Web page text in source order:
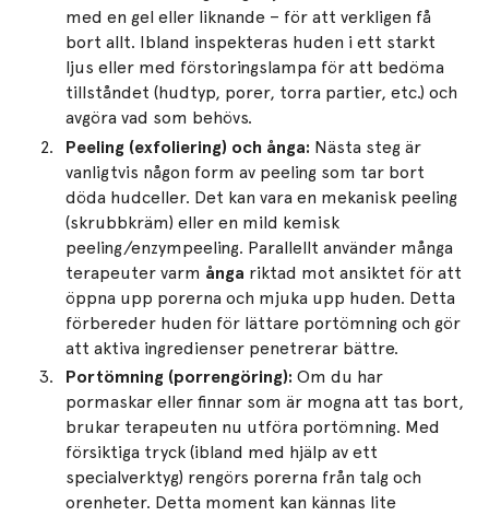
med en gel eller liknande – för att verkligen få
bort allt. Ibland inspekteras huden i ett starkt
ljus eller med förstoringslampa för att bedöma
tillståndet (hudtyp, porer, torra partier, etc.) och
avgöra vad som behövs.
Peeling (exfoliering) och ånga: Nästa steg är
vanligtvis någon form av peeling som tar bort
döda hudceller. Det kan vara en mekanisk peeling
(skrubbkräm) eller en mild kemisk
peeling/enzympeeling. Parallellt använder många
terapeuter varm ånga riktad mot ansiktet för att
öppna upp porerna och mjuka upp huden​. Detta
förbereder huden för lättare portömning och gör
att aktiva ingredienser penetrerar bättre.
Portömning (porrengöring): Om du har
pormaskar eller finnar som är mogna att tas bort,
brukar terapeuten nu utföra portömning. Med
försiktiga tryck (ibland med hjälp av ett
specialverktyg) rengörs porerna från talg och
orenheter​. Detta moment kan kännas lite